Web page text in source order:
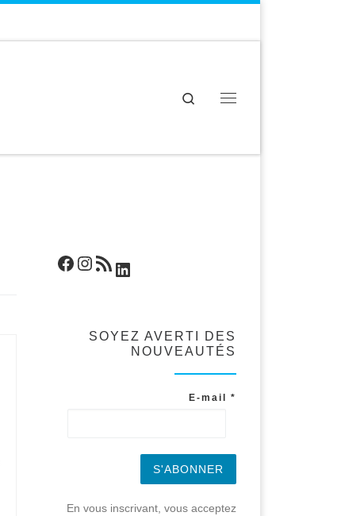
Search
Facebook
Instagram
Flux RSS
LinkedIn
SOYEZ AVERTI DES
NOUVEAUTÉS
E-mail *
En vous inscrivant, vous acceptez